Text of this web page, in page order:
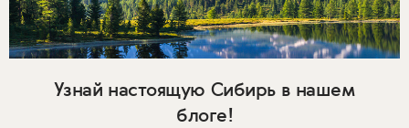
Узнай настоящую Сибирь в нашем
блоге!